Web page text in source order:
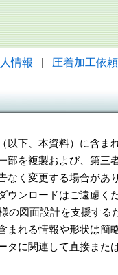
情報 圧着加工依頼
以下、本資料）に含ま
部を複製および、第三
なく変更する場合があ
ウンロードはご遠慮くだ
の図面設計を支援する
れる情報や形状は簡
に関連して直接また